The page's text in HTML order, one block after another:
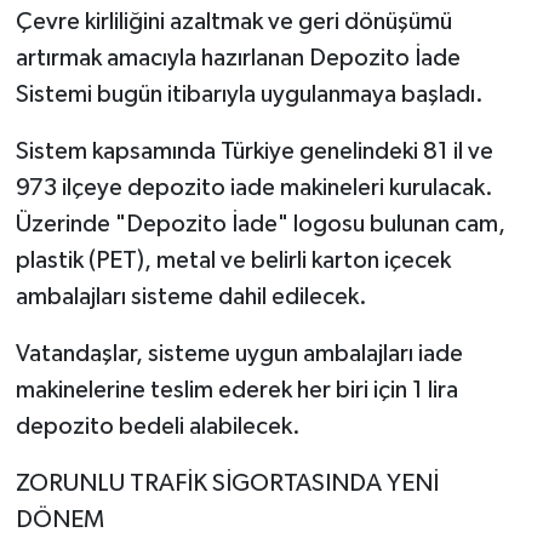
Çevre kirliliğini azaltmak ve geri dönüşümü
artırmak amacıyla hazırlanan Depozito İade
Sistemi bugün itibarıyla uygulanmaya başladı.
Sistem kapsamında Türkiye genelindeki 81 il ve
973 ilçeye depozito iade makineleri kurulacak.
Üzerinde "Depozito İade" logosu bulunan cam,
plastik (PET), metal ve belirli karton içecek
ambalajları sisteme dahil edilecek.
Vatandaşlar, sisteme uygun ambalajları iade
makinelerine teslim ederek her biri için 1 lira
depozito bedeli alabilecek.
ZORUNLU TRAFİK SİGORTASINDA YENİ
DÖNEM